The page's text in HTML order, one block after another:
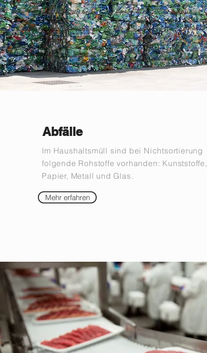
Abfälle
Im Haushaltsmüll sind bei Nichtsortierung
folgende Rohstoffe vorhanden: Kunststoffe,
Papier, Metall und Glas.
Mehr erfahren